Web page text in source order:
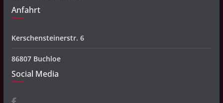
Anfahrt
Kerschensteinerstr. 6
86807 Buchloe
Social Media